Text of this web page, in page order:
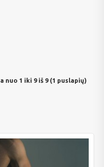
nuo 1 iki 9 iš 9 (1 puslapių)